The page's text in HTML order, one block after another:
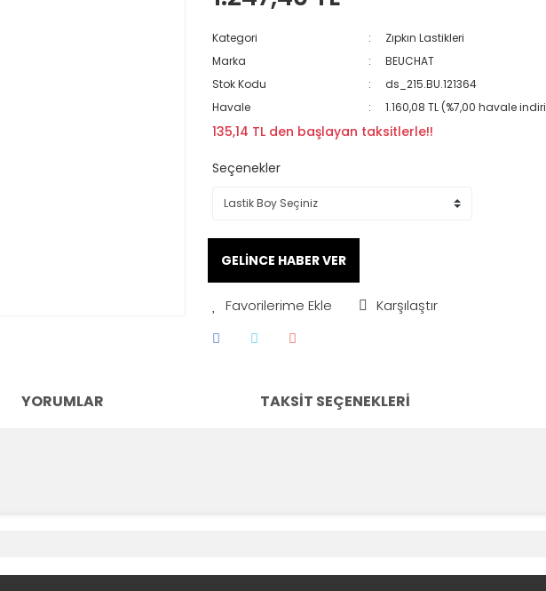
Kategori
Zıpkın Lastikleri
Marka
BEUCHAT
Stok Kodu
ds_215.BU.121364
Havale
1.160,08 TL (%7,00 havale
135,14 TL den başlayan taksitlerle!!
Seçenekler
GELİNCE HABER VER
Karşılaştır
YORUMLAR TAKSIT SEÇENEKLERI